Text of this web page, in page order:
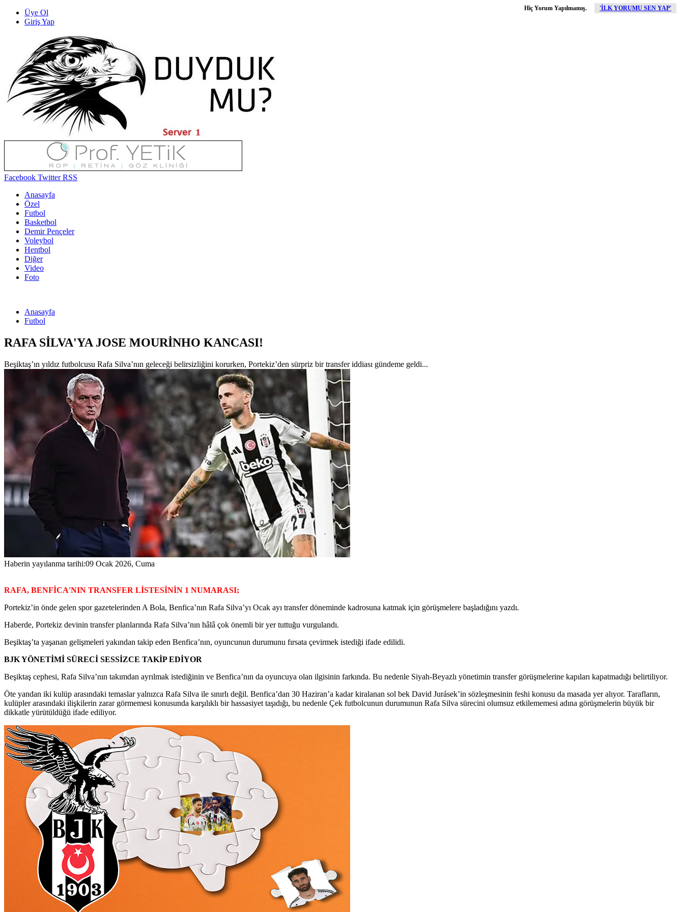
Üye Ol
Giriş Yap
Facebook TwitterRSS
Anasayfa
Özel
Futbol
Basketbol
Demir Pençeler
Voleybol
Hentbol
Diğer
Video
Foto
Anasayfa
Futbol
RAFA SİLVA'YA JOSE MOURİNHO KANCASI!
Beşiktaş’ın yıldız futbolcusu Rafa Silva’nın geleceği belirsizliğini korurken, Portekiz’den sürpriz bir transfer iddiası gündeme geldi...
Haberin yayılanma tarihi:09 Ocak 2026, Cuma
RAFA, BENFİCA'NIN TRANSFER LİSTESİNİN 1 NUMARASI;
Portekiz’in önde gelen spor gazetelerinden A Bola, Benfica’nın Rafa Silva’yı Ocak ayı transfer döneminde kadrosuna katmak için görüşmelere başladığını yazdı.
Haberde, Portekiz devinin transfer planlarında Rafa Silva’nın hâlâ çok önemli bir yer tuttuğu vurgulandı.
Beşiktaş’ta yaşanan gelişmeleri yakından takip eden Benfica’nın, oyuncunun durumunu fırsata çevirmek istediği ifade edilidi.
BJK YÖNETİMİ SÜRECİ SESSİZCE TAKİP EDİYOR
Beşiktaş cephesi, Rafa Silva’nın takımdan ayrılmak istediğinin ve Benfica’nın da oyuncuya olan ilgisinin farkında. Bu nedenle Siyah-Beyazlı yönetimin transfer görüşmelerine kapıları kapatmadığı belirtiliyor.
Öte yandan iki kulüp arasındaki temaslar yalnızca Rafa Silva ile sınırlı değil. Benfica’dan 30 Haziran’a kadar kiralanan sol bek David Jurásek’in sözleşmesinin feshi konusu da masada yer alıyor. Tarafların,
kulüpler arasındaki ilişkilerin zarar görmemesi konusunda karşılıklı bir hassasiyet taşıdığı, bu nedenle Çek futbolcunun durumunun Rafa Silva sürecini olumsuz etkilememesi adına görüşmelerin büyük bir
dikkatle yürütüldüğü ifade ediliyor.
Hiç Yorum Yapılmamış. 'İLK YORUMU SEN YAP'